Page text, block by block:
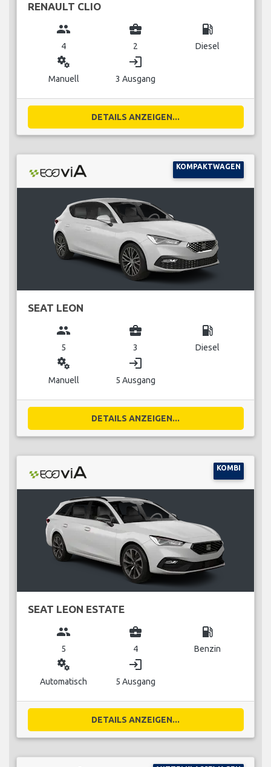
RENAULT CLIO
group
4
business_center
2
local_gas_station
Diesel
miscellaneous_services
Manuell
login
3 Ausgang
DETAILS ANZEIGEN...
KOMPAKTWAGEN
SEAT LEON
group
5
business_center
3
local_gas_station
Diesel
miscellaneous_services
Manuell
login
5 Ausgang
DETAILS ANZEIGEN...
KOMBI
SEAT LEON ESTATE
group
5
business_center
4
local_gas_station
Benzin
miscellaneous_services
Automatisch
login
5 Ausgang
DETAILS ANZEIGEN...